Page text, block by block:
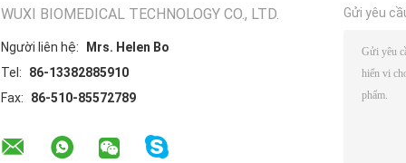
WUXI BIOMEDICAL TECHNOLOGY CO., LTD.
Người liên hệ:
Mrs. Helen Bo
Tel:
86-13382885910
Fax:
86-510-85572789
Gửi yêu